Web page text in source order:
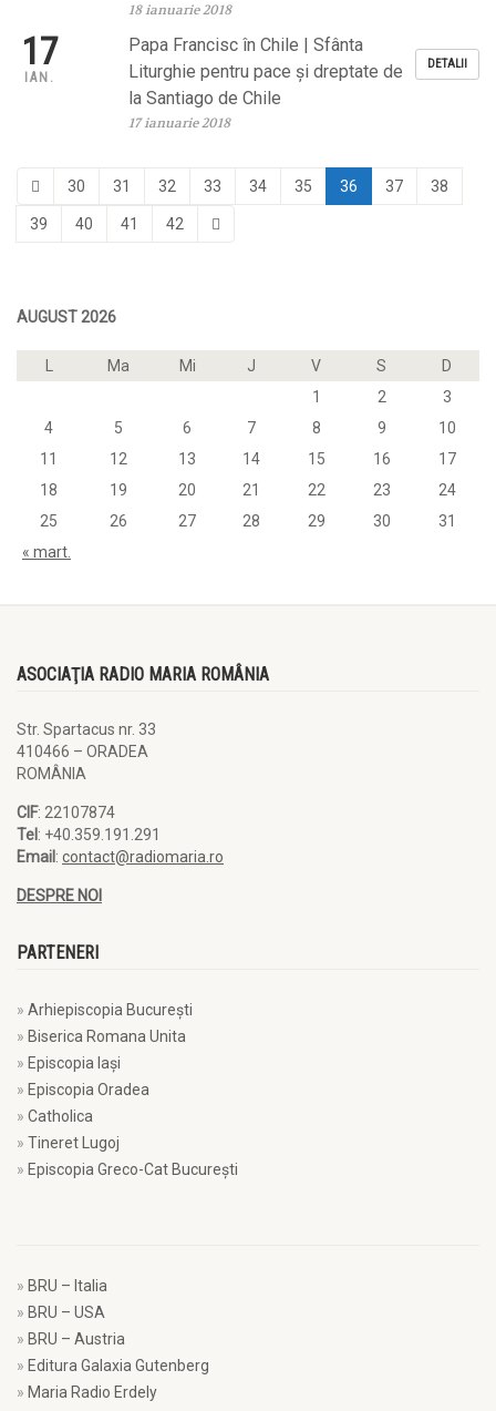
18 ianuarie 2018
17
IAN.
DETALII
Papa Francisc în Chile | Sfânta
Liturghie pentru pace şi dreptate de
la Santiago de Chile
17 ianuarie 2018
30 31 32 33 34 35 36 37 38
39 40 41 42
AUGUST 2026
Ma Mi J V S D
« mart.
1 2
3
4
5 6 7 8 9
10
11
12 13 14 15 16
17
18
19 20 21 22 23
24
25
26 27 28 29 30 31
ASOCIAŢIA RADIO MARIA ROMÂNIA
Str. Spartacus nr. 33
410466 – ORADEA
ROMÂNIA
CIF: 22107874
Tel : +40.359.191.291
Email : contact@radiomaria.ro
DESPRE NOI
PARTENERI
Arhiepiscopia Bucureşti
Biserica Romana Unita
Episcopia Iaşi
Episcopia Oradea
Catholica
Tineret Lugoj
Episcopia Greco-Cat Bucureşti
BRU – Italia
BRU – USA
BRU – Austria
Editura Galaxia Gutenberg
Maria Radio Erdely